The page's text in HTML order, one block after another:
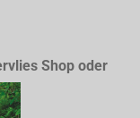
Shop oder